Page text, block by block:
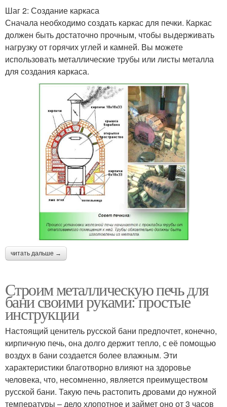
Шаг 2: Создание каркаса
Сначала необходимо создать каркас для печки. Каркас
должен быть достаточно прочным, чтобы выдерживать
нагрузку от горячих углей и камней. Вы можете
использовать металлические трубы или листы металла
для создания каркаса.
читать дальше →
Строим металлическую печь для
бани своими руками: простые
инструкции
Настоящий ценитель русской бани предпочтет, конечно,
кирпичную печь, она долго держит тепло, с её помощью
воздух в бани создается более влажным. Эти
характеристики благотворно влияют на здоровье
человека, что, несомненно, является преимуществом
русской бани. Такую печь растопить дровами до нужной
температуры – дело хлопотное и займет оно от 3 часов